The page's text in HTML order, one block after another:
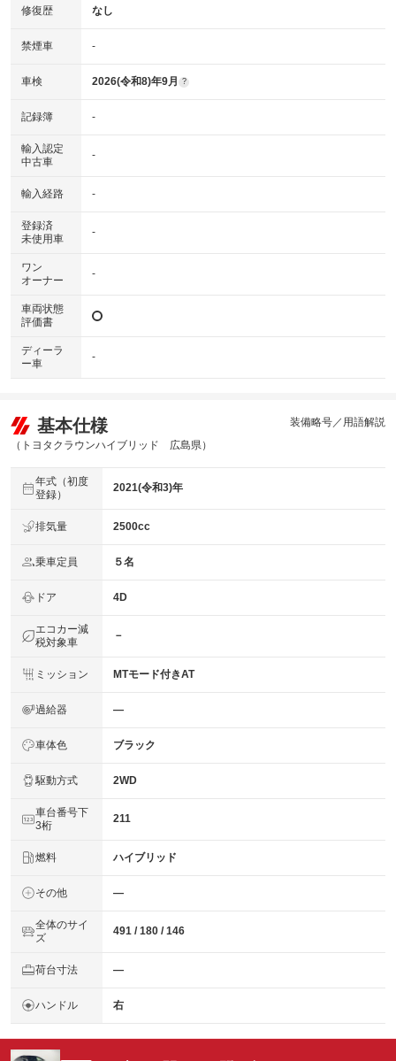
修復歴 なし
禁煙車 -
車検 2026(令和8)年9月 ?
記録簿 -
輸入認定
中古車
-
輸入経路 -
登録済
未使用車
-
ワン
オーナー
-
車両状態
評価書
ディーラ
ー車
-
基本仕様
（トヨタクラウンハイブリッド 広島県）
装備略号／用語解説
年式（初度
登録）
2021(令和3)年
排気量 2500cc
乗車定員 ５名
ドア 4D
エコカー減
税対象車
－
ミッション MTモード付きAT
過給器 ―
車体色 ブラック
駆動方式 2WD
車台番号下
3桁
211
燃料 ハイブリッド
その他 ―
全体のサイ
ズ
491 / 180 / 146
荷台寸法 ―
ハンドル 右